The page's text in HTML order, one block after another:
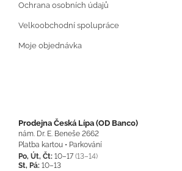
Ochrana osobních údajů
Velkoobchodní spolupráce
Moje objednávka
Prodejna Česká Lípa (OD Banco)
nám. Dr. E. Beneše 2662
Platba kartou • Parkování
Po, Út, Čt: 10–17 (13–14)
St, Pá: 10–13